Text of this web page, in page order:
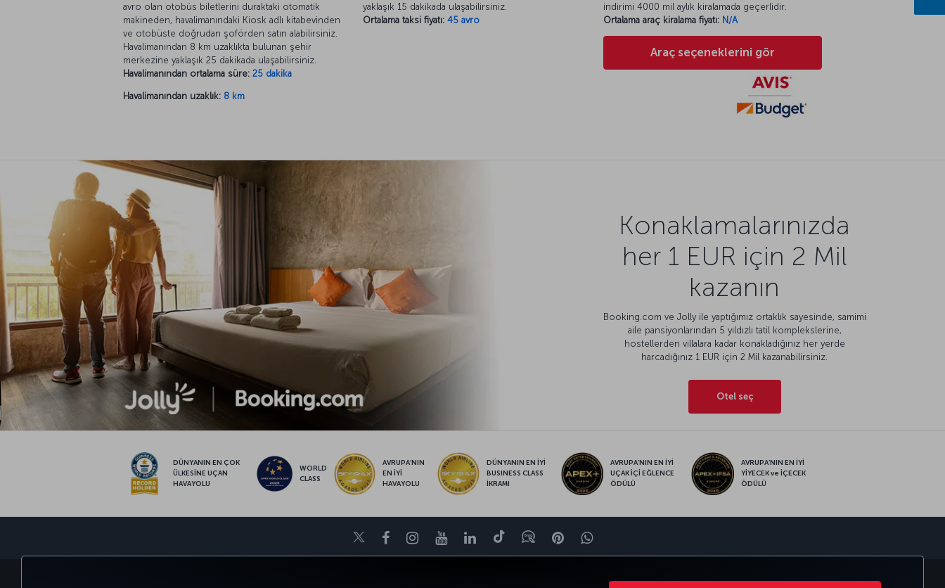
avro olan otobüs biletlerini duraktaki otomatik
makineden, havalimanındaki Kiosk adlı kitabevinden
ve otobüste doğrudan şoförden satın alabilirsiniz.
Havalimanından 8 km uzaklıkta bulunan şehir
merkezine yaklaşık 25 dakikada ulaşabilirsiniz.
Havalimanından ortalama süre: 25 dakika
Havalimanından uzaklık: 8 km
yaklaşık 15 dakikada ulaşabilirsiniz.
Ortalama taksi fiyatı: 45 avro
indirimi 4000 mil aylık kiralamada geçerlidir.
Ortalama araç kiralama fiyatı: N/A
Araç seçeneklerini gör
Konaklamalarınızda
her 1 EUR için 2 Mil
kazanın
Booking.com ve Jolly ile yaptığımız ortaklık sayesinde, samimi
aile pansiyonlarından 5 yıldızlı tatil komplekslerine,
hostellerden villalara kadar konakladığınız her yerde
harcadığınız 1 EUR için 2 Mil kazanabilirsiniz.
Otel seç
DÜNYANIN EN ÇOK
ÜLKESİNE UÇAN
HAVAYOLU
WORLD
CLASS
AVRUPA’NIN
EN İYİ
HAVAYOLU
DÜNYANIN EN İYİ
BUSINESS CLASS
İKRAMI
AVRUPA’NIN EN İYİ
UÇAK İÇİ EĞLENCE
ÖDÜLÜ
AVRUPA’NIN EN İYİ
YİYECEK ve İÇECEK
ÖDÜLÜ
TwitterFacebookInstagram
YoutubeLinkedIn
TiktokBlogPinterestWhatsapp
TURKISH AIRLINES HOLIDAYS MILES&SMILES CORPORATE CLUB TÜRK HAVA YOLLARI